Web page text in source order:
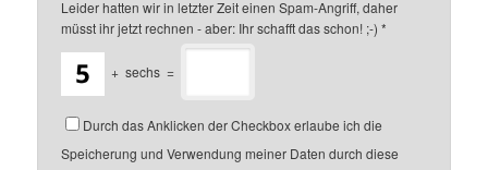
Leider hatten wir in letzter Zeit einen Spam-Angriff, daher
müsst ihr jetzt rechnen - aber: Ihr schafft das schon! ;-) *
+ sechs =
Durch das Anklicken der Checkbox erlaube ich die
Speicherung und Verwendung meiner Daten durch diese